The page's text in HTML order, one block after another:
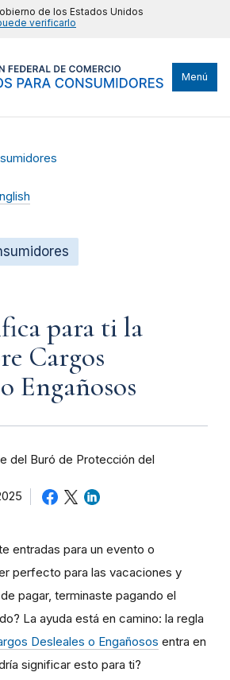
de los Estados Unidos
verificarlo
Menú
para ti la
Cargos
Engañosos
del Buró de Protección del
entradas para un evento o
perfecto para las vacaciones y
pagar, terminaste pagando el
La ayuda está en camino: la regla
Desleales o Engañosos entra en
significar esto para ti?